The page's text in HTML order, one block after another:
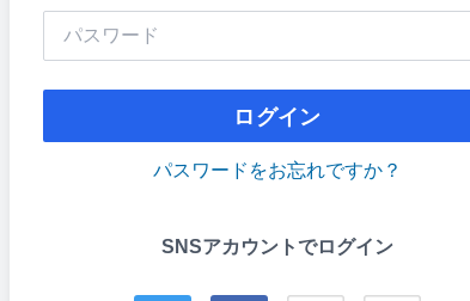
ログイン
パスワードをお忘れですか？
SNSアカウントでログイン